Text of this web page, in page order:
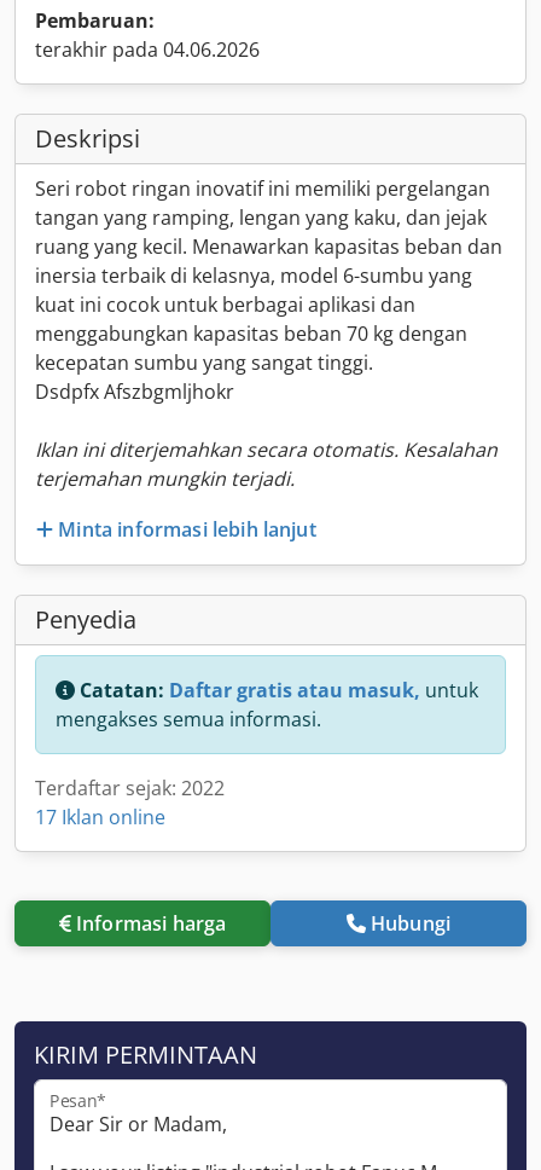
Pembaruan:
terakhir pada 04.06.2026
Deskripsi
Seri robot ringan inovatif ini memiliki pergelangan
tangan yang ramping, lengan yang kaku, dan jejak
ruang yang kecil. Menawarkan kapasitas beban dan
inersia terbaik di kelasnya, model 6-sumbu yang
kuat ini cocok untuk berbagai aplikasi dan
menggabungkan kapasitas beban 70 kg dengan
kecepatan sumbu yang sangat tinggi.
Dsdpfx Afszbgmljhokr
Iklan ini diterjemahkan secara otomatis. Kesalahan
terjemahan mungkin terjadi.
Minta informasi lebih lanjut
Penyedia
Catatan: Daftar gratis atau masuk, untuk
mengakses semua informasi.
Terdaftar sejak: 2022
17 Iklan online
Informasi harga Hubungi
KIRIM PERMINTAAN
Pesan*